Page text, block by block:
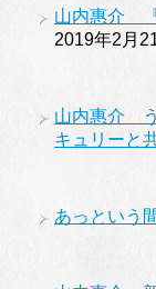
山内惠介
2019年2月
山内惠介
キュリーと
あっという